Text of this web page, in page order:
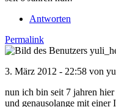
Antworten
Permalink
3. März 2012 - 22:58 von
nun ich bin seit 7 jahren hier
und genausolange mit einer